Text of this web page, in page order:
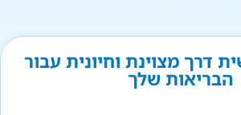
דרך מצוינת וחיונית עבור
הבריאות שלך